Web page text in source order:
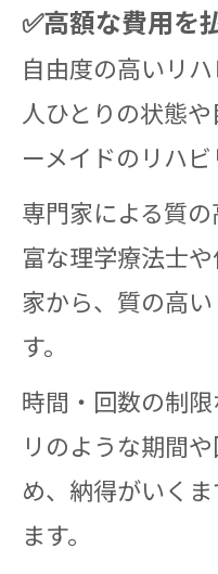
✅高額な費用を
自由度の高いリ
人ひとりの状態
ーメイドのリハビ
専門家による質
富な理学療法士
家から、質の高
す。
時間・回数の制
リのような期間
め、納得がいく
ます。